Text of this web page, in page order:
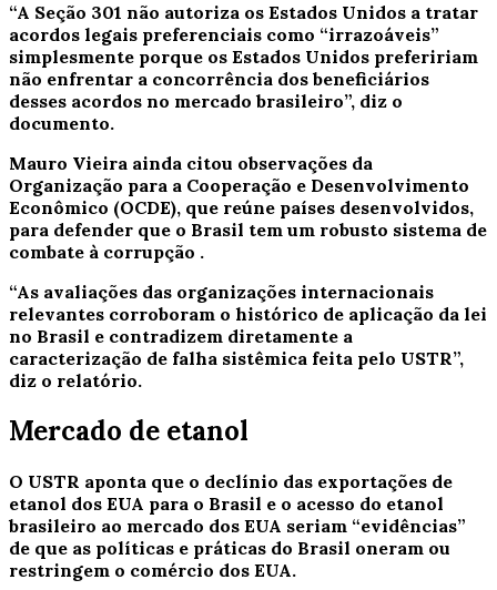
“A Seção 301 não autoriza os Estados Unidos a tratar
acordos legais preferenciais como “irrazoáveis”
simplesmente porque os Estados Unidos prefeririam
não enfrentar a concorrência dos beneficiários
desses acordos no mercado brasileiro”, diz o
documento.
Mauro Vieira ainda citou observações da
Organização para a Cooperação e Desenvolvimento
Econômico (OCDE), que reúne países desenvolvidos,
para defender que o Brasil tem um robusto sistema de
combate à corrupção .
“As avaliações das organizações internacionais
relevantes corroboram o histórico de aplicação da lei
no Brasil e contradizem diretamente a
caracterização de falha sistêmica feita pelo USTR”,
diz o relatório.
Mercado de etanol
O USTR aponta que o declínio das exportações de
etanol dos EUA para o Brasil e o acesso do etanol
brasileiro ao mercado dos EUA seriam “evidências”
de que as políticas e práticas do Brasil oneram ou
restringem o comércio dos EUA.